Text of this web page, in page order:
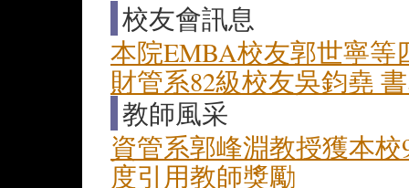
校友會訊息
本院EMBA校友郭世寧
財管系82級校友吳鈞堯
教師風采
資管系郭峰淵教授獲本
度引用教師獎勵